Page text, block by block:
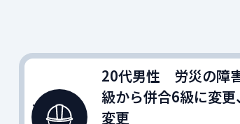
20代男性 労災の障
級から併合6級に変
変更